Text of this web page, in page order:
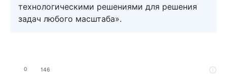
технологическими решениями для решения
задач любого масштаба».
0 146